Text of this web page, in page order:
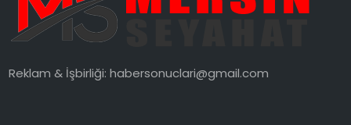
Reklam & İşbirliği:habersonuclari@gmail.com